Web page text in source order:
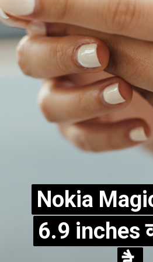
Nokia
6.9 inches
Nokia
6.9 inches